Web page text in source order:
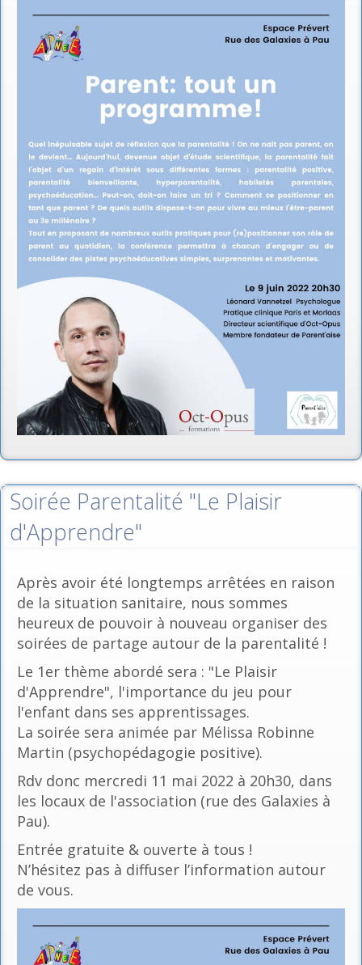
Soirée Parentalité "Le Plaisir
d'Apprendre"
Après avoir été longtemps arrêtées en raison
de la situation sanitaire, nous sommes
heureux de pouvoir à nouveau organiser des
soirées de partage autour de la parentalité !
Le 1er thème abordé sera : "Le Plaisir
d'Apprendre", l'importance du jeu pour
l'enfant dans ses apprentissages.
La soirée sera animée par Mélissa Robinne
Martin (psychopédagogie positive).
Rdv donc mercredi 11 mai 2022 à 20h30, dans
les locaux de l'association (rue des Galaxies à
Pau).
Entrée gratuite & ouverte à tous !
N’hésitez pas à diffuser l’information autour
de vous.